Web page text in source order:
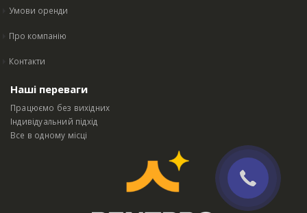
Умови оренди
Про компанію
Контакти
Наші переваги
Працюємо без вихідних
Індивідуальний підхід
Все в одному місці